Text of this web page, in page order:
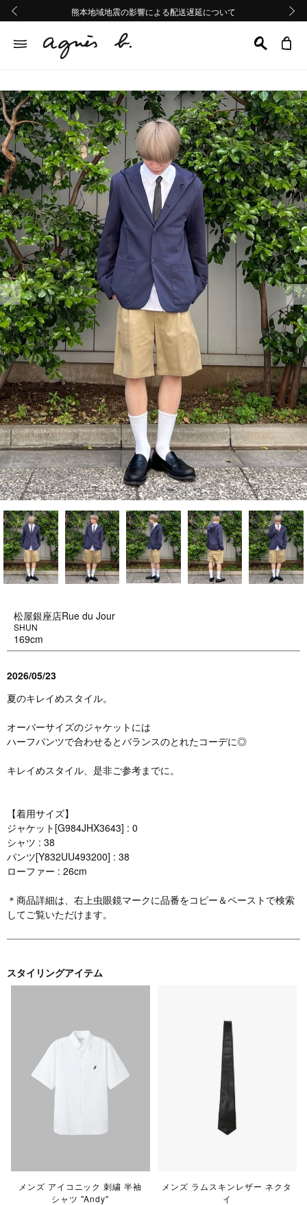
熊本地域地震の影響による配送遅延について
Summer Sale 2buy10%OFF!!
熊本地域地震の影響による配送遅延について
Summer Sale 2buy10%OFF!!
前の画像 次
松屋銀座店Rue du Jour
SHUN
169cm
2026/05/23
夏のキレイめスタイル。
オーバーサイズのジャケットには
ハーフパンツで合わせるとバランスのとれたコーデに◎
キレイめスタイル、是非ご参考までに。
【着用サイズ】
ジャケット[G984JHX3643] : 0
シャツ : 38
パンツ[Y832UU493200] : 38
ローファー : 26cm
＊商品詳細は、右上虫眼鏡マークに品番をコピー＆ペーストで検索
してご覧いただけます。
スタイリングアイテム
メンズ アイコニック 刺繍 半袖
シャツ "Andy"
メンズ ラムスキンレザー ネクタ
イ